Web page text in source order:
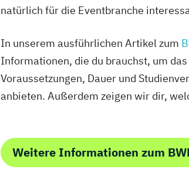
natürlich für die Eventbranche
In unserem ausführlichen Artikel zum
Informationen, die du brauchst, um
Voraussetzungen, Dauer und
anbieten. Außerdem zeigen wir dir,
Weitere Informationen zum